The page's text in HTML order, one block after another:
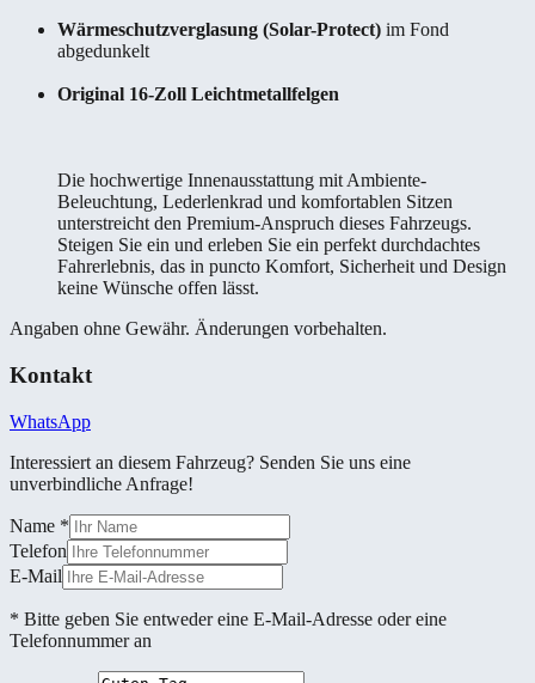
Wärmeschutzverglasung (Solar-Protect) im Fond
abgedunkelt
Original 16-Zoll Leichtmetallfelgen
Die hochwertige Innenausstattung mit Ambiente-
Beleuchtung, Lederlenkrad und komfortablen Sitzen
unterstreicht den Premium-Anspruch dieses Fahrzeugs.
Steigen Sie ein und erleben Sie ein perfekt durchdachtes
Fahrerlebnis, das in puncto Komfort, Sicherheit und Design
keine Wünsche offen lässt.
Angaben ohne Gewähr. Änderungen vorbehalten.
Kontakt
WhatsApp
Interessiert an diesem Fahrzeug? Senden Sie uns eine
unverbindliche Anfrage!
Name *
Telefon
E-Mail
* Bitte geben Sie entweder eine E-Mail-Adresse oder eine
Telefonnummer an